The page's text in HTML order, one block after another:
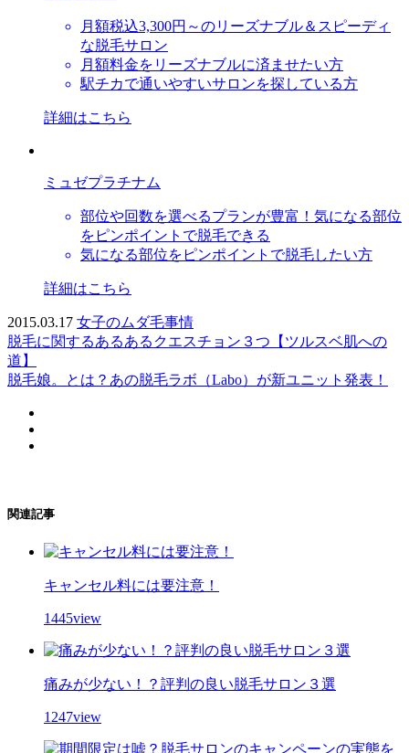
月額税込3,300円～のリーズナブル＆スピーディ
な脱毛サロン
月額料金をリーズナブルに済ませたい方
駅チカで通いやすいサロンを探している方
詳細はこちら
ミュゼプラチナム
部位や回数を選べるプランが豊富！気になる部位
をピンポイントで脱毛できる
気になる部位をピンポイントで脱毛したい方
詳細はこちら
2015.03.17 女子のムダ毛事情
脱毛に関するあるあるクエスチョン３つ【ツルスベ肌への
道】
脱毛娘。とは？あの脱毛ラボ（Labo）が新ユニット発表！
関連記事
キャンセル料には要注意！
1445view
痛みが少ない！？評判の良い脱毛サロン３選
1247view